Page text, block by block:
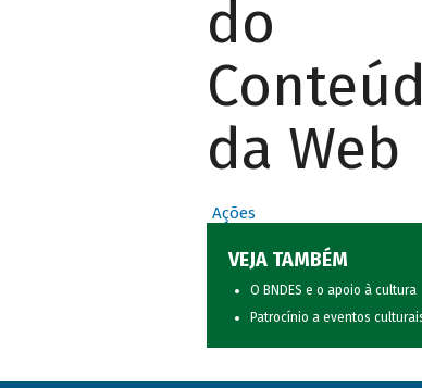
do
da Web
Ações
VEJA TAMBÉM
O BNDES e o apoio à cultura
Patrocínio a eventos